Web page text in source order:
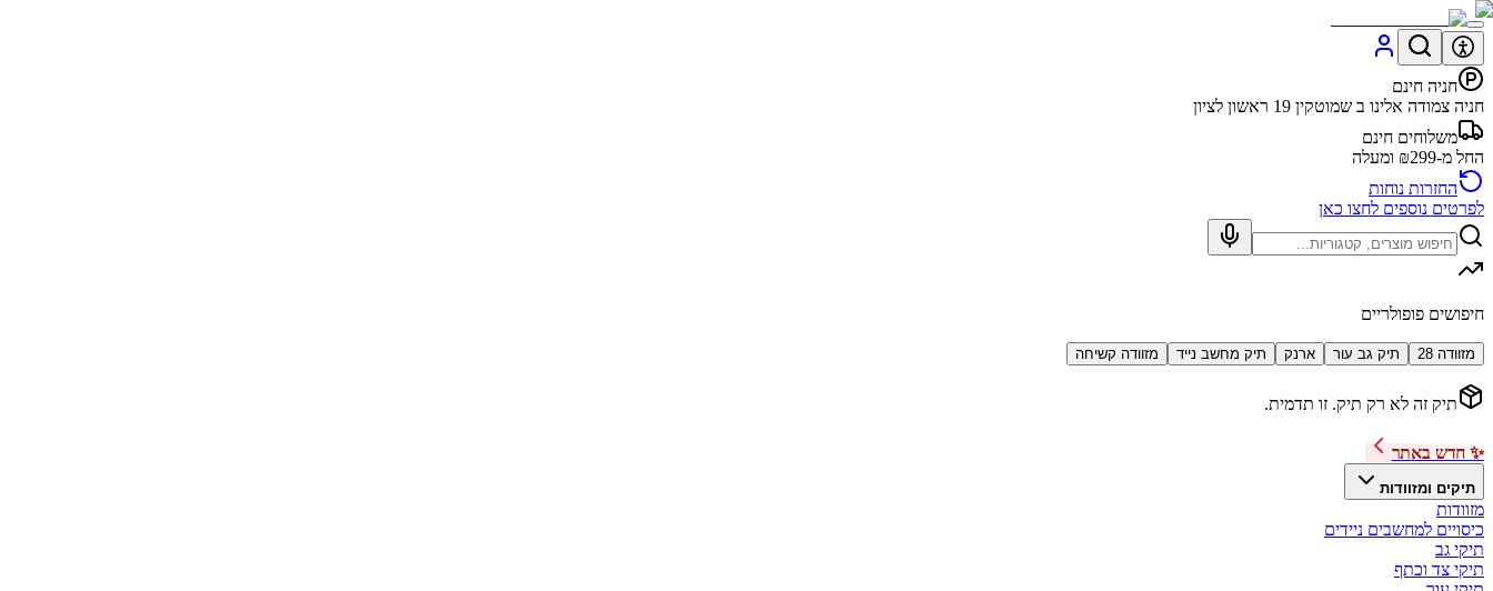
חניה חינם
חניה צמודה אלינו ב שמוטקין 19 ראשון לציון
משלוחים חינם
החל מ-₪299 ומעלה
החזרות נוחות
לפרטים נוספים לחצו כאן
חיפושים פופולריים
מזוודה 28 תיק גב עור ארנק תיק מחשב נייד מזוודה קשיחה
תיק זה לא רק תיק. זו תדמית.
✨ חדש באתר
תיקים ומזוודות
מזוודות
כיסויים למחשבים ניידים
תיקי גב
תיקי צד וכתף